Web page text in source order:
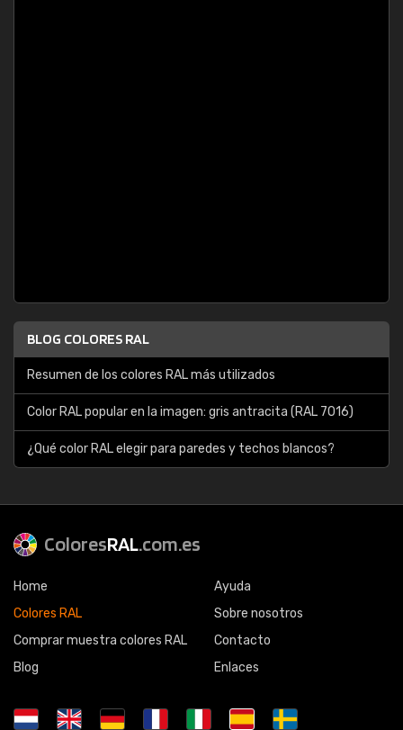
BLOG COLORES RAL
Resumen de los colores RAL más utilizados
Color RAL popular en la imagen: gris antracita (RAL 7016)
¿Qué color RAL elegir para paredes y techos blancos?
ColoresRAL.com.es
Home
Colores RAL
Comprar muestra colores RAL
Blog
Ayuda
Sobre nosotros
Contacto
Enlaces